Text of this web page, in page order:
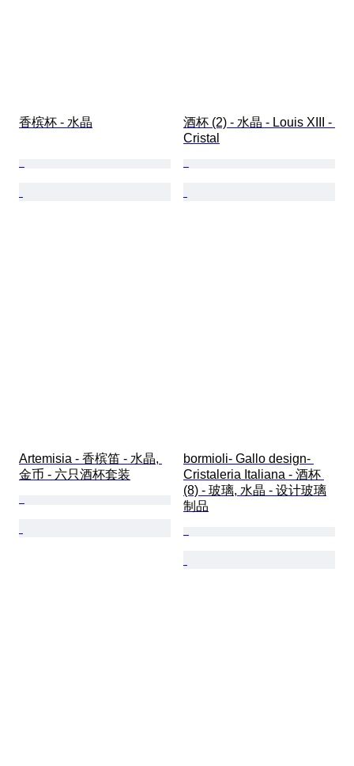
香槟杯 - 水晶
酒杯 (2) - 水晶 - Louis XIII -
Cristal
Artemisia - 香槟笛 - 水晶,
金币 - 六只酒杯套装
bormioli- Gallo design-
Cristaleria Italiana - 酒杯
(8) - 玻璃, 水晶 - 设计玻璃
制品